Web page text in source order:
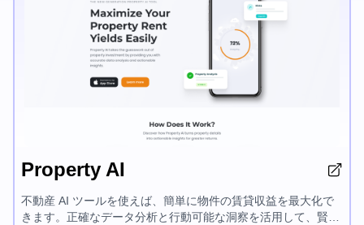
Property AI
不動産 AI ツールを使えば、簡単に物件の賃貸収益を最大化で
きます。正確なデータ分析と行動可能な洞察を活用して、賢明